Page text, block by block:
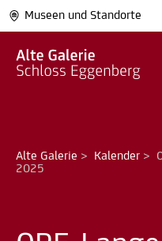
Museen und Standorte
Alte Galerie > Kalender >
2025